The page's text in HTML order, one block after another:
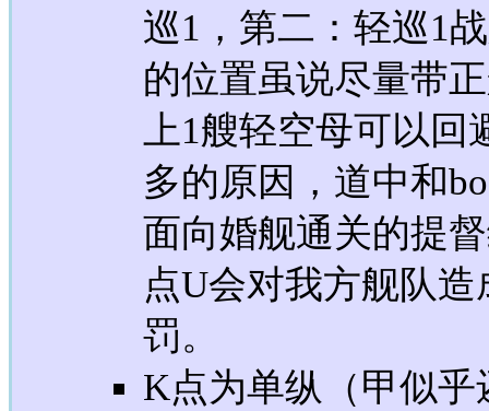
巡1，第二：轻巡1
的位置虽说尽量带
上1艘轻空母可以回
多的原因，道中和
面向婚舰通关的提
点U会对我方舰队
罚。
K点为单纵（甲似